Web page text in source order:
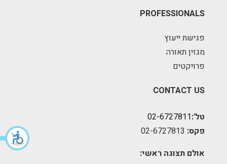
PROFESSIONALS
פגישת ייעוץ
מגזין תאורה
פרויקטים
CONTACT US
טל':02-6727811
פקס:
אולם תצוגה ראשי: